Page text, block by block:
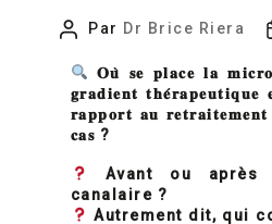
Auteur
l’article
Par Dr Brice Riera
𝐎𝐮 𝐬𝐞 𝐩𝐥𝐚𝐜𝐞 𝐥𝐚
𝐠𝐫𝐚𝐝𝐢𝐞𝐧𝐭 𝐭𝐡𝐞𝐫𝐚𝐩𝐞𝐮𝐭𝐢𝐪𝐮𝐞
𝐫𝐚𝐩𝐩𝐨𝐫𝐭 𝐚𝐮 𝐫𝐞𝐭𝐫𝐚𝐢𝐭𝐞𝐦𝐞𝐧𝐭
𝐜𝐚𝐬 ?
Avant ou après
canalaire ?
Autrement dit, qui